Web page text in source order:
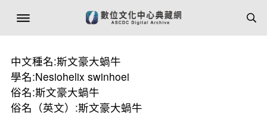
中文種名:斯文豪大蝸牛
學名:Nesiohelix swinhoei
俗名:斯文豪大蝸牛
俗名（英文）:斯文豪大蝸牛